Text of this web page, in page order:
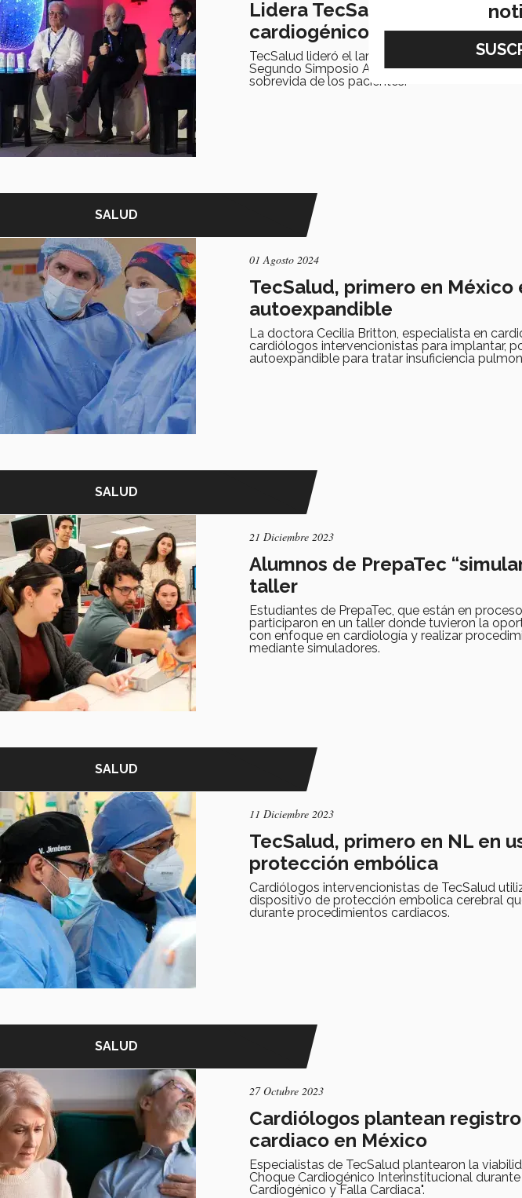
Lidera TecSalud iniciativa
cardiogénico
TecSalud lideró el lanzamiento del Registro
Segundo Simposio Anual para impulsar el
sobrevida de los pacientes.
SALUD
01 Agosto 2024
TecSalud, primero en
autoexpandible
La doctora Cecilia Britton, especialista en
cardiólogos intervencionistas para implantar,
autoexpandible para tratar insuficiencia
SALUD
21 Diciembre 2023
Alumnos de PrepaTec
taller
Estudiantes de PrepaTec, que están en
participaron en un taller donde tuvieron la
con enfoque en cardiología y realizar
mediante simuladores.
SALUD
11 Diciembre 2023
TecSalud, primero en NL en
protección embólica
Cardiólogos intervencionistas de TecSalud
dispositivo de protección embolica cerebral
durante procedimientos cardiacos.
SALUD
27 Octubre 2023
Cardiólogos plantean
cardiaco en México
Especialistas de TecSalud plantearon la
Choque Cardiogénico Interinstitucional
Cardiogénico y Falla Cardiaca".